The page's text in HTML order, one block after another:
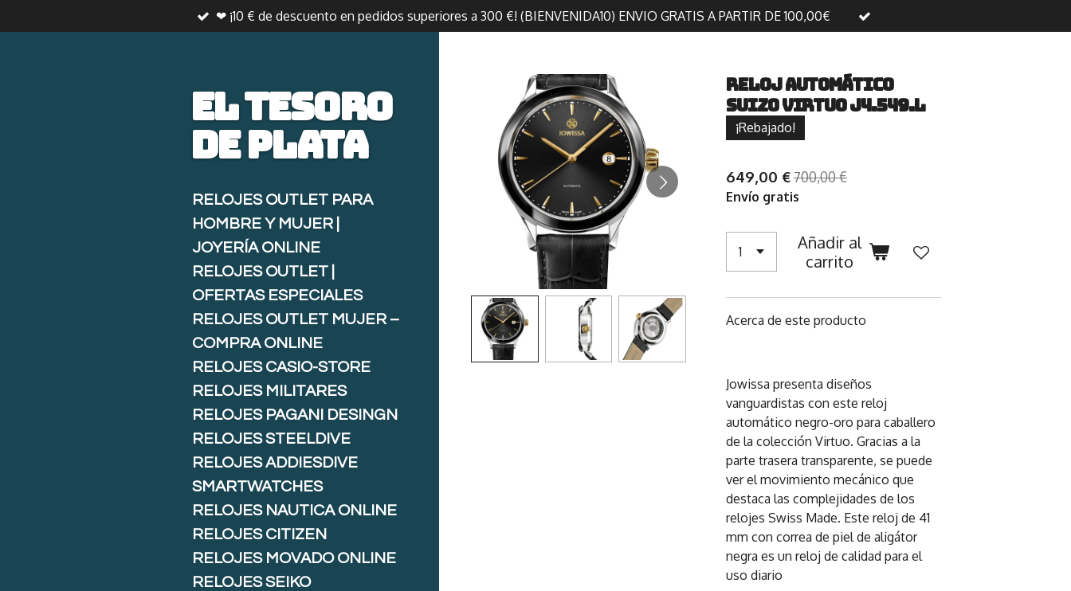
al
❤ ¡10 € de descuento en pedidos superiores a 300 €! (BIENVENIDA10) ENVIO GRATIS A PARTIR DE 100,00€
Reloj automático
suizo Virtuo J4.549.L
¡Rebajado!
649,00 €700,00 €
Envío gratis
Añadir al
carrito
Acerca de este producto
Jowissa presenta diseños
vanguardistas con este reloj
automático negro-oro para caballero
de la colección Virtuo. Gracias a la
parte trasera transparente, se puede
ver el movimiento mecánico que
destaca las complejidades de los
relojes Swiss Made. Este reloj de 41
mm con correa de piel de aligátor
negra es un reloj de calidad para el
uso diario
El tesoro
deplata
RELOJES OUTLET PARA
HOMBRE Y MUJER |
JOYERÍA ONLINE
RELOJES OUTLET |
OFERTAS ESPECIALES
RELOJES OUTLET MUJER –
COMPRA ONLINE
RELOJES CASIO-STORE
RELOJES MILITARES
RELOJES PAGANI DESINGN
RELOJES STEELDIVE
RELOJES ADDIESDIVE
SMARTWATCHES
RELOJES NAUTICA ONLINE
RELOJES CITIZEN
RELOJES MOVADO ONLINE
RELOJES SEIKO